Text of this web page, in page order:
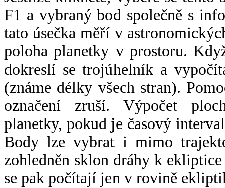
F1 a vybraný bod společně s
tato úsečka měří v
poloha planetky v prostoru.
dokreslí se trojúhelník a
(známe délky všech stran).
označení zruší. Výpočet
planetky, pokud je časový
Body lze vybrat i mimo
zohledněn sklon dráhy k
se pak počítají jen v rovině